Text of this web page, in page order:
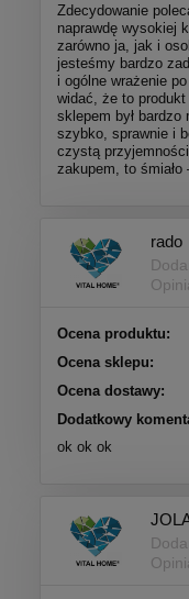
Zdecydowanie
naprawdę wysokiej
zarówno ja, jak i
jesteśmy bardzo
i ogólne wrażenie
widać, że to
sklepem był bardzo
szybko, sprawnie i
czystą
zakupem, to
rado
Ocena produktu:
Ocena sklepu:
Ocena dostawy:
Dodatkowy
ok ok ok